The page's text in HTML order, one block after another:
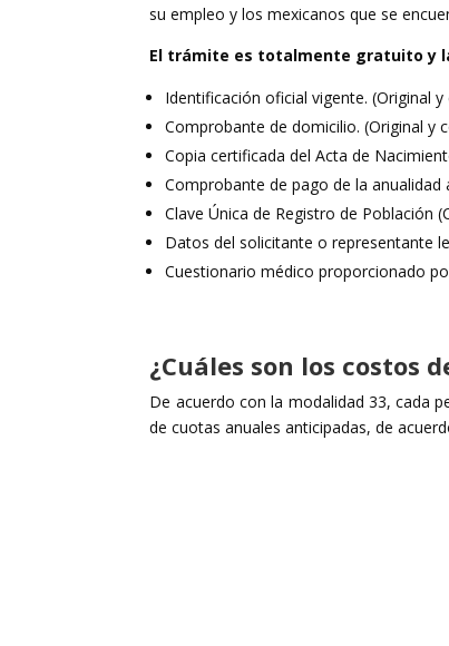
su empleo y los mexicanos que se
El trámite es totalmente gratuito y
Identificación oficial vigente. (Original y
Comprobante de domicilio. (Original y
Copia certificada del Acta de
Comprobante de pago de la anualidad
Clave Única de Registro de Población
Datos del solicitante o representante
Cuestionario médico proporcionado
¿Cuáles son los costos
De acuerdo con la modalidad 33, cada
de cuotas anuales anticipadas, de